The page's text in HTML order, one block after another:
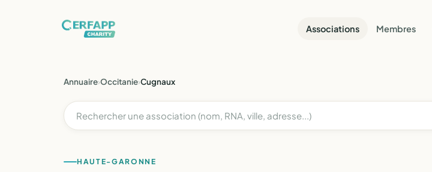
Associations Membres
Annuaire›Occitanie›Cugnaux
HAUTE-GARONNE